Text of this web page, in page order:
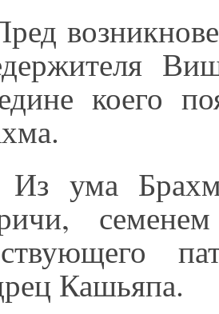
коего
Из ума
Кашьяпа.